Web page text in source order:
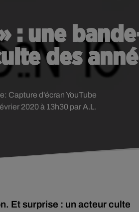
: une
des
2020 à 13h30 par A.L.
Capture d'écran YouTube
Et surprise : un acteur culte